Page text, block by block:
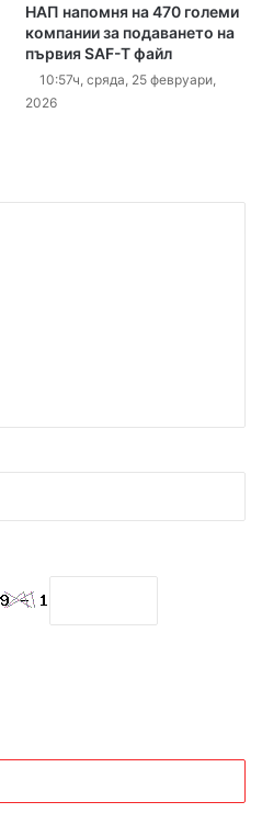
НАП напомня на 470 големи
компании за подаването на
първия SAF-T файл
10:57ч, сряда, 25 февруари,
2026